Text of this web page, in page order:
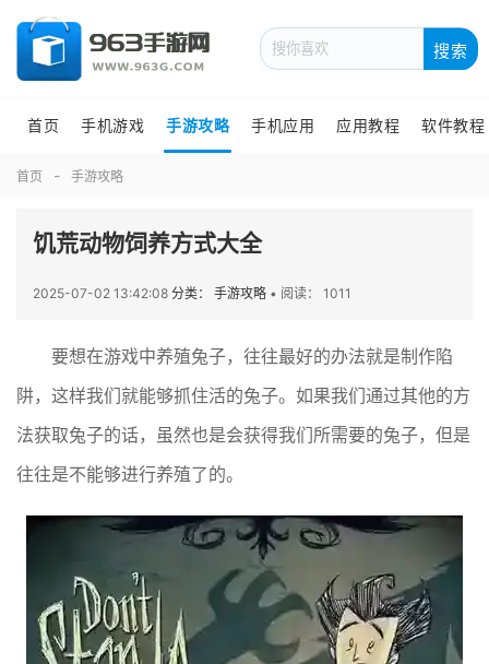
搜索
首页 手机游戏 手游攻略 手机应用 应用教程 软件教程
首页 手游攻略
饥荒动物饲养方式大全
2025-07-02 13:42:08 分类： 手游攻略 • 阅读： 1011
要想在游戏中养殖兔子，往往最好的办法就是制作陷
阱，这样我们就能够抓住活的兔子。如果我们通过其他的方
法获取兔子的话，虽然也是会获得我们所需要的兔子，但是
往往是不能够进行养殖了的。